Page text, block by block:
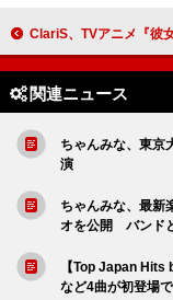
ClariS、TVアニメ『彼女、お借りします』第4期OPテーマ「Umitsuki」
関連ニュース
ちゃんみな、東
演
ちゃんみな、最新
オを公開 バンド
【Top Japan
など4曲が初登場